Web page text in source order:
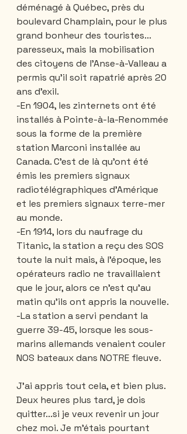
déménagé à Québec, près du
boulevard Champlain, pour le plus
grand bonheur des touristes...
paresseux, mais la mobilisation
des citoyens de l’Anse-à-Valleau a
permis qu’il soit rapatrié après 20
ans d’exil.
-En 1904, les zinternets ont été
installés à Pointe-à-la-Renommée
sous la forme de la première
station Marconi installée au
Canada. C’est de là qu’ont été
émis les premiers signaux
radiotélégraphiques d’Amérique
et les premiers signaux terre-mer
au monde.
-En 1914, lors du naufrage du
Titanic, la station a reçu des SOS
toute la nuit mais, à l’époque, les
opérateurs radio ne travaillaient
que le jour, alors ce n'est qu'au
matin qu'ils ont appris la nouvelle.
-La station a servi pendant la
guerre 39-45, lorsque les sous-
marins allemands venaient couler
NOS bateaux dans NOTRE fleuve.
J’ai appris tout cela, et bien plus.
Deux heures plus tard, je dois
quitter...si je veux revenir un jour
chez moi. Je m'étais pourtant